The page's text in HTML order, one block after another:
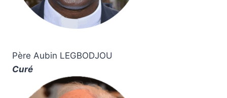
Père Aubin LEGBODJOU
Curé